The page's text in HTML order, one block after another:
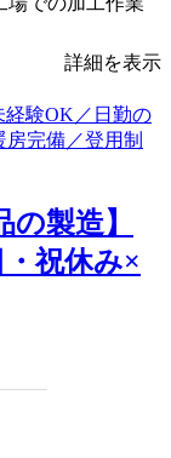
詳細を表示
の製造】
祝休み×